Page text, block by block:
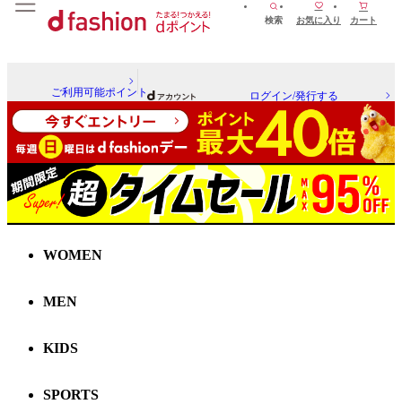
検索 お気に入り カート
ご利用可能ポイント ログイン/発行する
WOMEN
MEN
KIDS
SPORTS